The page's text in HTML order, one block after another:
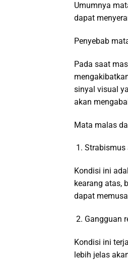
Umumnya
dapat
Penyebab
Pada saat
sinyal visual
akan
Mata malas
Strabismus
Kondisi ini
kearang atas,
dapat
Gangguan
Kondisi ini
lebih jelas